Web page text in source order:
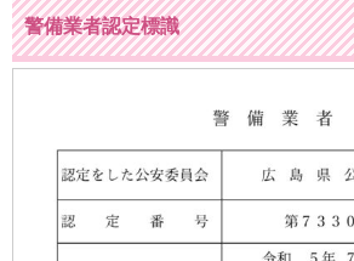
警備業者認定標識